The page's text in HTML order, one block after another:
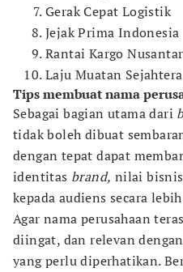
Gerak Cepat Logistik
Jejak Prima Indonesia
Rantai Kargo
Laju Muatan Sejahtera
Tips membuat nama
Sebagai bagian utama dari
tidak boleh dibuat
dengan tepat dapat
identitas brand, nilai
kepada audiens secara
Agar nama perusahaan
diingat, dan relevan
yang perlu diperhatikan.